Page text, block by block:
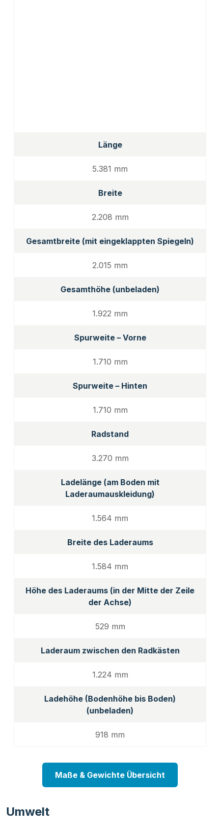
Länge
5.381 mm
Breite
2.208 mm
Gesamtbreite (mit eingeklappten Spiegeln)
2.015 mm
Gesamthöhe (unbeladen)
1.922 mm
Spurweite – Vorne
1.710 mm
Spurweite – Hinten
1.710 mm
Radstand
3.270 mm
Ladelänge (am Boden mit
Laderaumauskleidung)
1.564 mm
Breite des Laderaums
1.584 mm
Höhe des Laderaums (in der Mitte der Zeile
der Achse)
529 mm
Laderaum zwischen den Radkästen
1.224 mm
Ladehöhe (Bodenhöhe bis Boden)
(unbeladen)
918 mm
Maße & Gewichte Übersicht
Umwelt